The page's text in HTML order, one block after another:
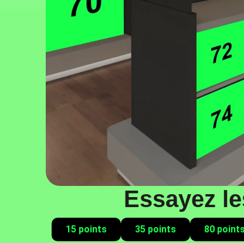
Essayez
15 points 35 points 80